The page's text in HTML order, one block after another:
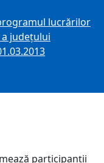
lucrărilor
judeţului
participanţii